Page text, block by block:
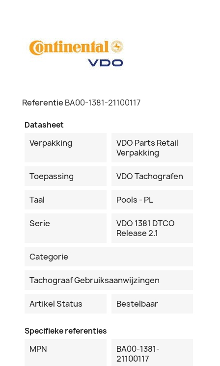
Referentie BA00-1381-21100117
Datasheet
Verpakking
VDO Parts Retail
Verpakking
Toepassing VDO Tachografen
Taal Pools - PL
Serie
VDO 1381 DTCO
Release 2.1
Categorie
Tachograaf Gebruiksaanwijzingen
Artikel Status Bestelbaar
Specifieke referenties
MPN
BA00-1381-
21100117